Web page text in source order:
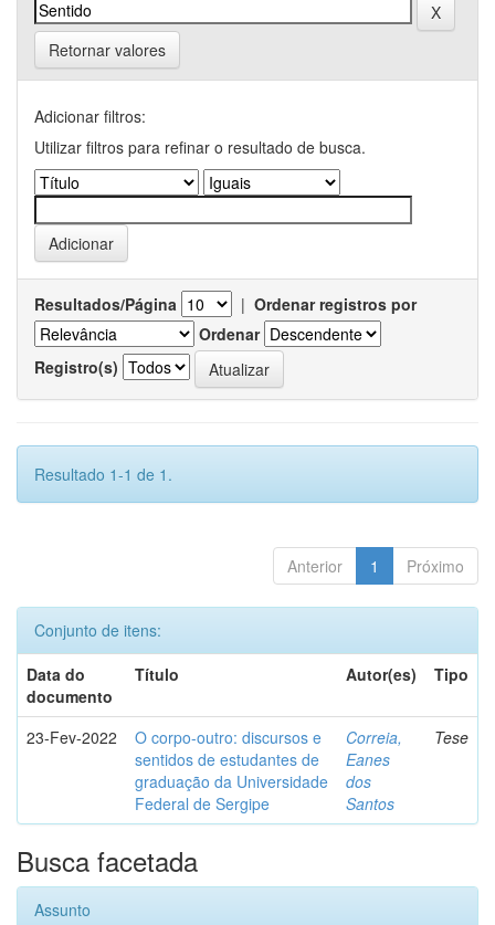
Retornar valores
Adicionar filtros:
Utilizar filtros para refinar o resultado de busca.
Resultados/Página | Ordenar registros por
Ordenar
Registro(s)
Resultado 1-1 de 1.
Anterior 1 Próximo
Conjunto de itens:
Data do
documento
Título Autor(es) Tipo
23-Fev-2022
O corpo-outro: discursos e
sentidos de estudantes de
graduação da Universidade
Federal de Sergipe
Correia,
Eanes
dos
Santos
Tese
Busca facetada
Assunto